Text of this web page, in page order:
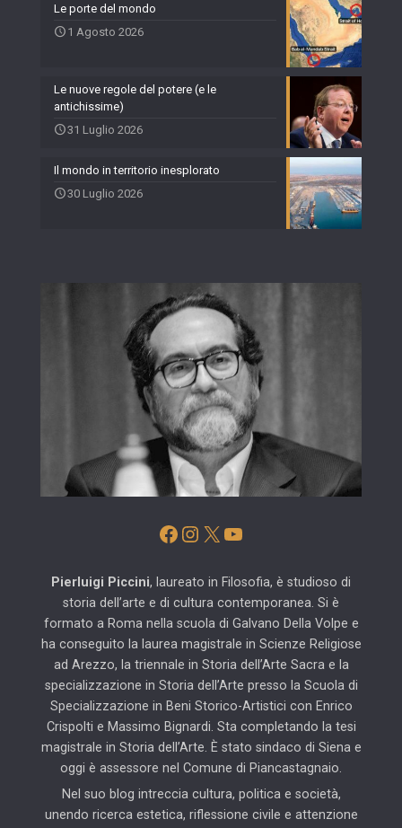
Le porte del mondo
1 Agosto 2026
Le nuove regole del potere (e le
antichissime)
31 Luglio 2026
Il mondo in territorio inesplorato
30 Luglio 2026
Facebook
Instagram
X YouTube
Pierluigi Piccini, laureato in Filosofia, è studioso di
storia dell’arte e di cultura contemporanea. Si è
formato a Roma nella scuola di Galvano Della Volpe e
ha conseguito la laurea magistrale in Scienze Religiose
ad Arezzo, la triennale in Storia dell’Arte Sacra e la
specializzazione in Storia dell’Arte presso la Scuola di
Specializzazione in Beni Storico-Artistici con Enrico
Crispolti e Massimo Bignardi. Sta completando la tesi
magistrale in Storia dell’Arte. È stato sindaco di Siena e
oggi è assessore nel Comune di Piancastagnaio.
Nel suo blog intreccia cultura, politica e società,
unendo ricerca estetica, riflessione civile e attenzione